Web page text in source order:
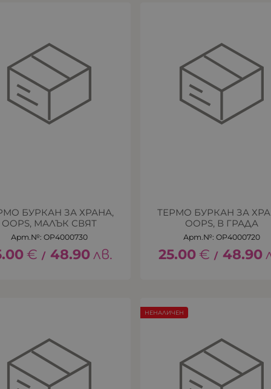
БУРКАН ЗА ХРАНА,
OOPS, МАЛЪК СВЯТ
Арт.№: OP4000730
€ / 48.90лв.
ТЕРМО БУРКАН ЗА
OOPS, В ГРАДА
Арт.№: OP4000720
25.00€ / 48.90
НЕНАЛИЧЕН